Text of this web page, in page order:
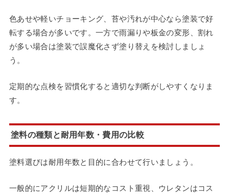
色あせや軽いチョーキング、苔や汚れが中心なら塗装で好
転する場合が多いです。一方で雨漏りや板金の変形、割れ
が多い場合は塗装で誤魔化さず塗り替えを検討しましょ
う。
定期的な点検を習慣化すると適切な判断がしやすくなりま
す。
塗料の種類と耐用年数・費用の比較
塗料選びは耐用年数と目的に合わせて行いましょう。
一般的にアクリルは短期的なコスト重視、ウレタンはコス